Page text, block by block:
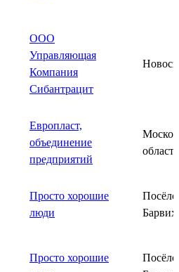
ООО
Управляющая
Компания
Сибантрацит
Европласт,
объединение
предприятий
область
Просто хорошие
люди
Просто хорошие